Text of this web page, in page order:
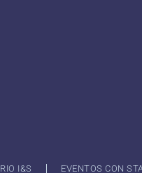
I&S EVENTOS CON